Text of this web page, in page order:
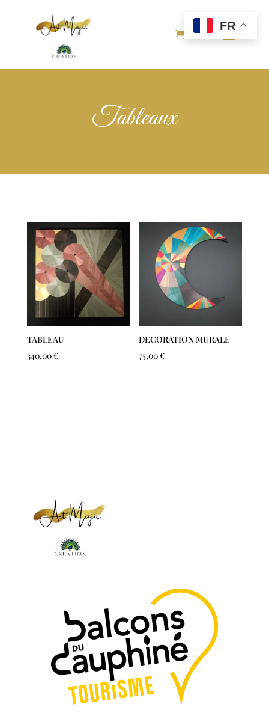
Tableaux
TABLEAU
340,00€
DECORATION MURALE
75,00€
FR